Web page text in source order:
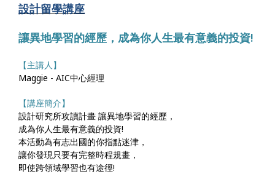
設計留學講座
讓異地學習的經歷，成為你人生最有意義的投資!
【主講人】
Maggie - AIC中心經理
【講座簡介】
設計研究所攻讀計畫 讓異地學習的經歷，
成為你人生最有意義的投資!
本活動為有志出國的你指點迷津，
讓你發現只要有完整時程規畫，
即使跨領域學習也有途徑!